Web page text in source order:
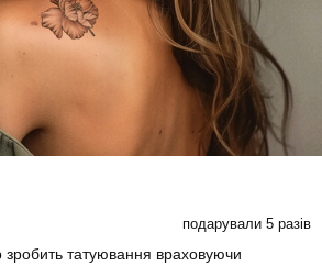
подарували 5 разів
татуювання враховуючи